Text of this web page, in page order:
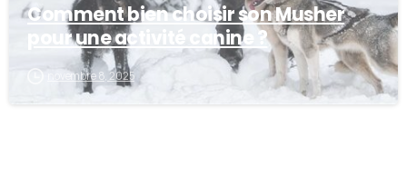
Comment bien choisir son Musher
pour une activité canine ?
novembre 8, 2025